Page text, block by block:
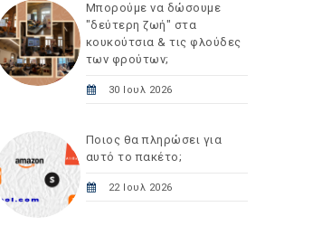
Μπορούμε να δώσουμε
"δεύτερη ζωή" στα
κουκούτσια & τις φλούδες
των φρούτων;
30 Ιουλ 2026
Ποιος θα πληρώσει για
αυτό το πακέτο;
22 Ιουλ 2026